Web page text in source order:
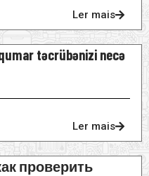
Ler mais
təcrübənizi necə
Ler mais
проверить